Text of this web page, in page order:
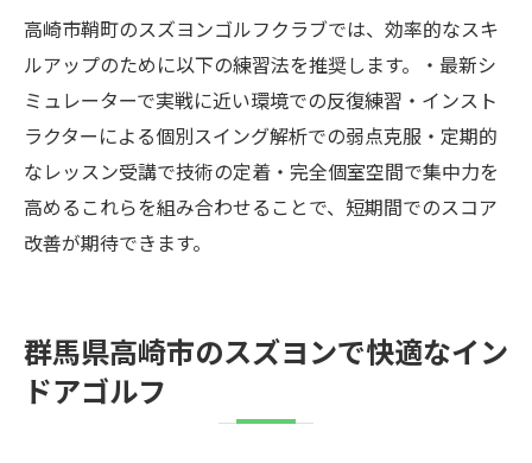
高崎市鞘町のスズヨンゴルフクラブでは、効率的なスキ
ルアップのために以下の練習法を推奨します。・最新シ
ミュレーターで実戦に近い環境での反復練習・インスト
ラクターによる個別スイング解析での弱点克服・定期的
なレッスン受講で技術の定着・完全個室空間で集中力を
高めるこれらを組み合わせることで、短期間でのスコア
改善が期待できます。
群馬県高崎市のスズヨンで快適なイン
ドアゴルフ